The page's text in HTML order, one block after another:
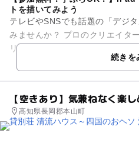
トを描いてみよう
テレビやSNSでも話題の「デジ
みませんか？ プロのクリエイタ
リ「Adobe Fresco（アドビ フ
続きを
【空きあり】気兼ねなく楽
高知県長岡郡本山町